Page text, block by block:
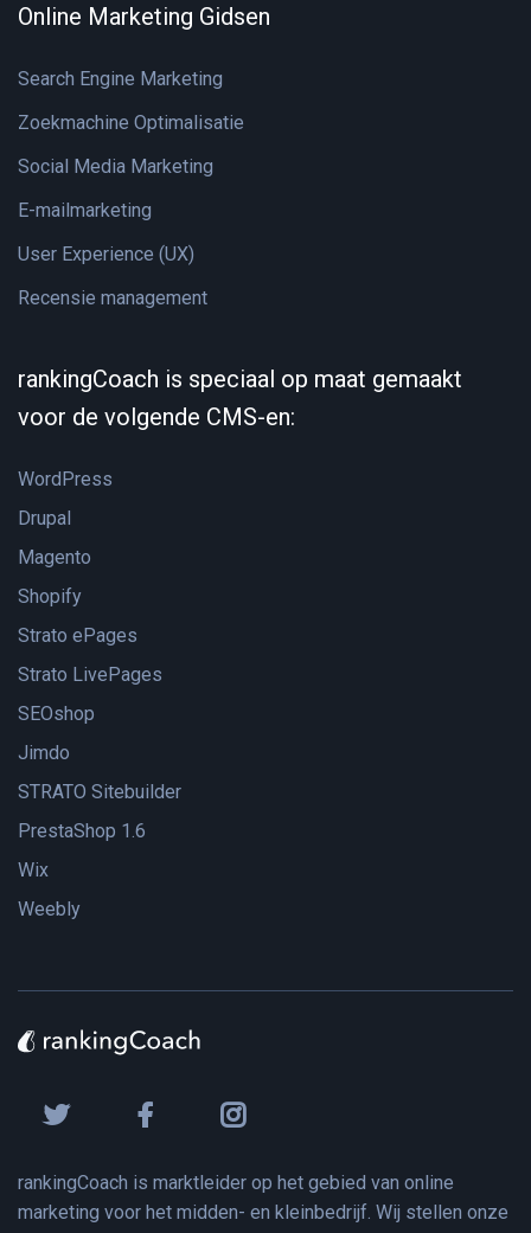
Online Marketing Gidsen
Search Engine Marketing
Zoekmachine Optimalisatie
Social Media Marketing
E-mailmarketing
User Experience (UX)
Recensie management
rankingCoach is speciaal op maat gemaakt
voor de volgende CMS-en:
WordPress
Drupal
Magento
Shopify
Strato ePages
Strato LivePages
SEOshop
Jimdo
STRATO Sitebuilder
PrestaShop 1.6
Wix
Weebly
rankingCoach is marktleider op het gebied van online
marketing voor het midden- en kleinbedrijf. Wij stellen onze